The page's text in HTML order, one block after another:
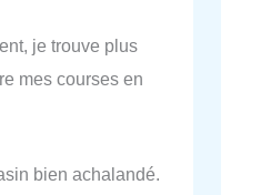
je trouve plus
mes courses en
bien achalandé.